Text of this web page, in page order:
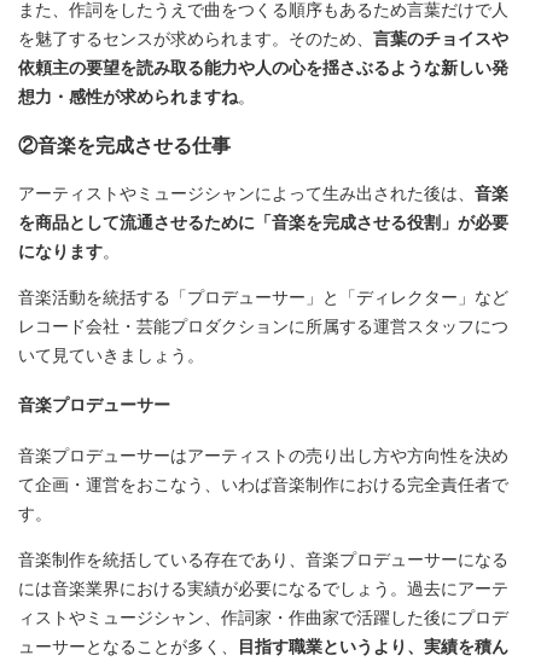
また、作詞をしたうえで曲をつくる順序もあるため言葉だけで人
を魅了するセンスが求められます。そのため、 言葉のチョイスや
依頼主の要望を読み取る能力や人の心を揺さぶるような新しい発
想力・感性が求められますね。
②音楽を完成させる仕事
アーティストやミュージシャンによって生み出された後は、 音楽
を商品として流通させるために「音楽を完成させる役割」が必要
になります。
音楽活動を統括する「プロデューサー」と「ディレクター」など
レコード会社・芸能プロダクションに所属する運営スタッフにつ
いて見ていきましょう。
音楽プロデューサー
音楽プロデューサーはアーティストの売り出し方や方向性を決め
て企画・運営をおこなう、いわば音楽制作における完全責任者で
す。
音楽制作を統括している存在であり、音楽プロデューサーになる
には音楽業界における実績が必要になるでしょう。過去にアーテ
ィストやミュージシャン、作詞家・作曲家で活躍した後にプロデ
ューサーとなることが多く、
目指す職業というより、実績を積ん